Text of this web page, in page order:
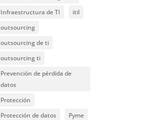
Infraestructura de TI
itil
outsourcing
outsourcing de ti
outsourcing ti
Prevención de pérdida de
datos
Protección
Protección de datos
Pyme